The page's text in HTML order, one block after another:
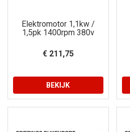
Elektromotor 1,1kw /
1,5pk 1400rpm 380v
€ 211,75
BEKIJK